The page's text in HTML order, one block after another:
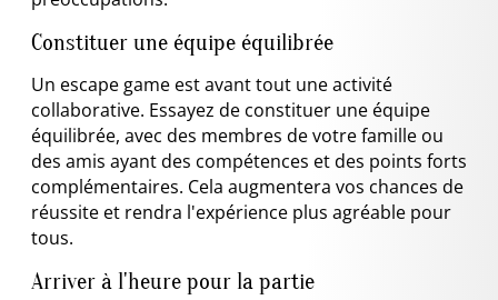
Constituer une équipe équilibrée
Un escape game est avant tout une activité
collaborative. Essayez de constituer une équipe
équilibrée, avec des membres de votre famille ou
des amis ayant des compétences et des points forts
complémentaires. Cela augmentera vos chances de
réussite et rendra l'expérience plus agréable pour
tous.
Arriver à l'heure pour la partie